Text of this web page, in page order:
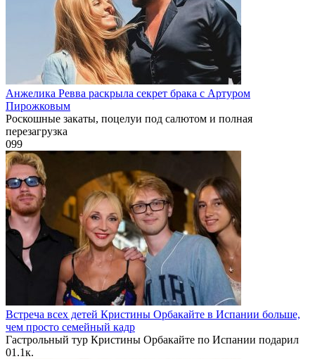
Анжелика Ревва раскрыла секрет брака с Артуром
Пирожковым
Роскошные закаты, поцелуи под салютом и полная
перезагрузка
099
Встреча всех детей Кристины Орбакайте в Испании больше,
чем просто семейный кадр
Гастрольный тур Кристины Орбакайте по Испании подарил
01.1к.